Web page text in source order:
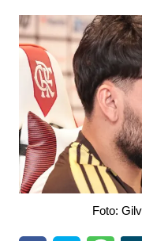
Foto: